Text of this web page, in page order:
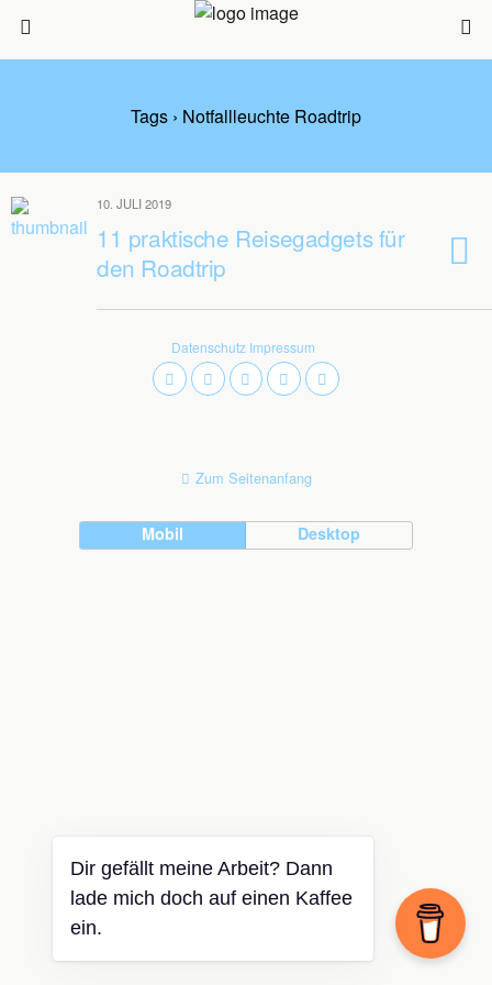
Tags › Notfallleuchte Roadtrip
10. JULI 2019
11 praktische Reisegadgets für
den Roadtrip
Datenschutz Impressum
Zum Seitenanfang
Mobil Desktop
Dir gefällt meine Arbeit? Dann
lade mich doch auf einen Kaffee
ein.